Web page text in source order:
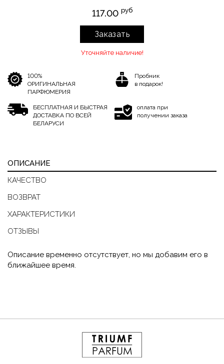
117.00 руб
Заказать
Уточняйте наличие!
100%
ОРИГИНАЛЬНАЯ
ПАРФЮМЕРИЯ
Пробник
в подарок!
БЕСПЛАТНАЯ И БЫСТРАЯ
ДОСТАВКА ПО ВСЕЙ
БЕЛАРУСИ
оплата при
получении заказа
ОПИСАНИЕ
КАЧЕСТВО
ВОЗВРАТ
ХАРАКТЕРИСТИКИ
ОТЗЫВЫ
Описание временно отсутствует, но мы добавим его в
ближайшее время.